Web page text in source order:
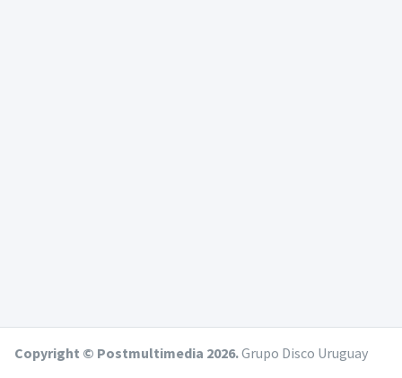
Copyright © Postmultimedia 2026.Grupo Disco Uruguay